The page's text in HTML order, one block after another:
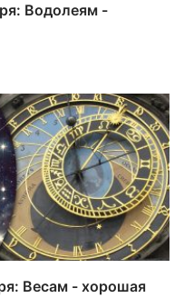
Водолеям -
Весам - хорошая